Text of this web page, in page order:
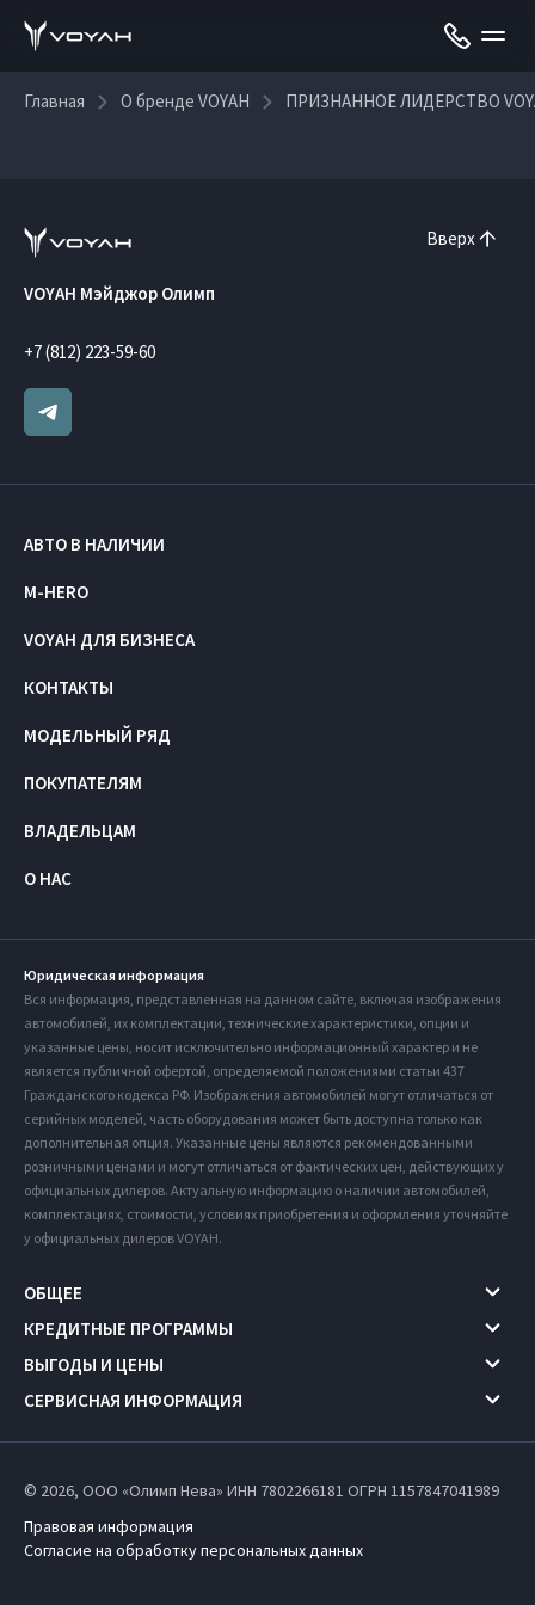
Главная О бренде VOYAH ПРИЗНАННОЕ ЛИДЕРСТВО
Вверх
VOYAH Мэйджор Олимп
+7 (812) 223-59-60
АВТО В НАЛИЧИИ
M-HERO
VOYAH ДЛЯ БИЗНЕСА
КОНТАКТЫ
МОДЕЛЬНЫЙ РЯД
ПОКУПАТЕЛЯМ
ВЛАДЕЛЬЦАМ
О НАС
Юридическая информация
Вся информация, представленная на данном сайте, включая изображения
автомобилей, их комплектации, технические характеристики, опции и
указанные цены, носит исключительно информационный характер и не
является публичной офертой, определяемой положениями статьи 437
Гражданского кодекса РФ. Изображения автомобилей могут отличаться от
серийных моделей, часть оборудования может быть доступна только как
дополнительная опция. Указанные цены являются рекомендованными
розничными ценами и могут отличаться от фактических цен, действующих у
официальных дилеров. Актуальную информацию о наличии автомобилей,
комплектациях, стоимости, условиях приобретения и оформления уточняйте
у официальных дилеров VOYAH.
ОБЩЕЕ
КРЕДИТНЫЕ ПРОГРАММЫ
ВЫГОДЫ И ЦЕНЫ
СЕРВИСНАЯ ИНФОРМАЦИЯ
© 2026, ООО «Олимп Нева» ИНН 7802266181 ОГРН 1157847041989
Правовая информация
Согласие на обработку персональных данных